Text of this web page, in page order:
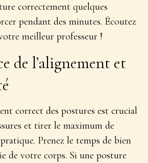
correctement quelques
pendant des minutes. Écoutez
meilleur professeur !
de l’alignement et
correct des postures est crucial
et tirer le maximum de
Prenez le temps de bien
de votre corps. Si une posture